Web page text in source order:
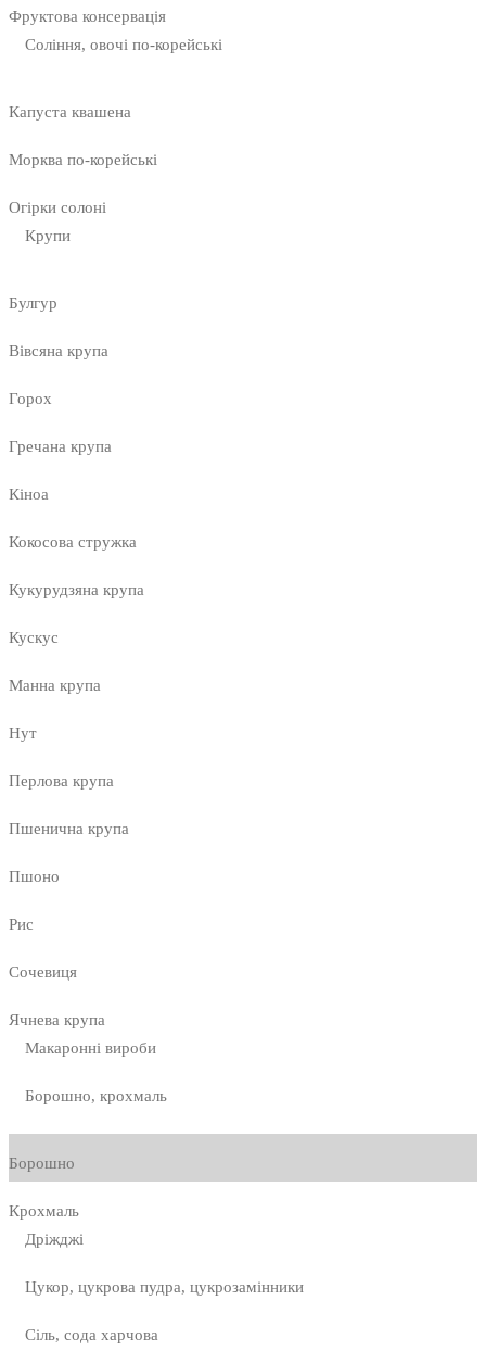
Фруктова консервація
Соління, овочі по-корейські
Капуста квашена
Морква по-корейські
Огірки солоні
Крупи
Булгур
Вівсяна крупа
Горох
Гречана крупа
Кіноа
Кокосова стружка
Кукурудзяна крупа
Кускус
Манна крупа
Нут
Перлова крупа
Пшенична крупа
Пшоно
Рис
Сочевиця
Ячнева крупа
Макаронні вироби
Борошно, крохмаль
Борошно
Крохмаль
Дріжджі
Цукор, цукрова пудра, цукрозамінники
Сіль, сода харчова